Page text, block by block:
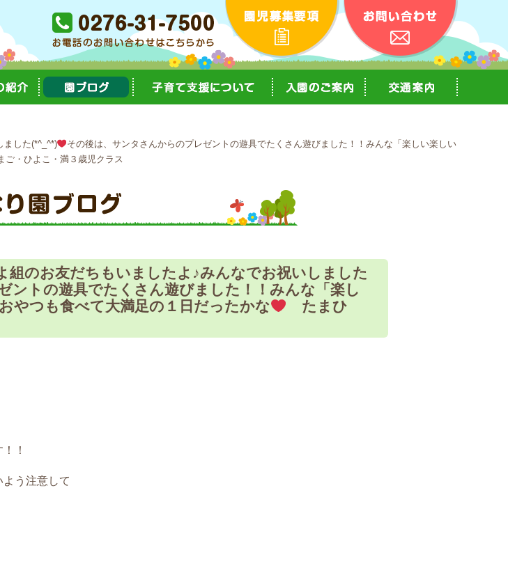
ました(*^_^*)
その後は、サンタさんからのプレゼントの遊具でたくさん遊びました！！みんな「楽しい楽しい
・ひよこ・満３歳児クラス
組のお友だちもいましたよ♪みんなでお祝いしました
ントの遊具でたくさん遊びました！！みんな「楽し
やつも食べて大満足の１日だったかな
たまひ
！
う注意して